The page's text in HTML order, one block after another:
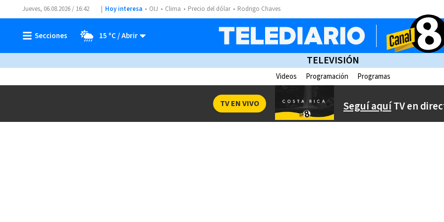
Jueves, 06.08.2026 / 16:42 Hoy interesa OIJ Clima Precio del dólar Rodrigo Chaves
15 ºC
TELEVISIÓN
Videos Programación Programas
Seguí aquíTV en
TV EN VIVO